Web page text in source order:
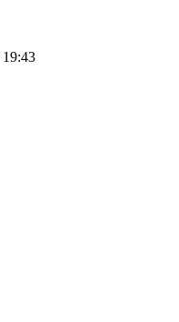
19:43